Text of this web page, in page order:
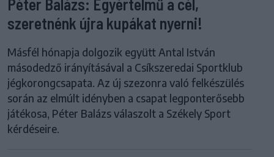
szeretnénk újra kupákat nyerni!
Másfél hónapja dolgozik együtt Antal István
másodedző irányításával a Csíkszeredai Sportklub
jégkorongcsapata. Az új szezonra való felkészülés
során az elmúlt idényben a csapat legponterősebb
játékosa, Péter Balázs válaszolt a Székely Sport
kérdéseire.